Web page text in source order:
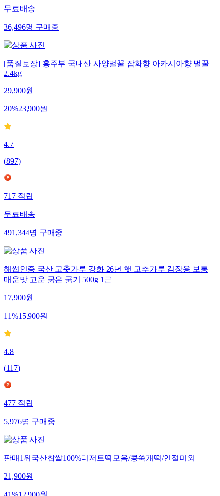
무료배송
36,496명구매중
[품질보장] 홍주부 국내산 사양벌꿀 잡화향 아카시아향 벌꿀
2.4kg
29,900원
20%23,900원
4.7
(897)
717적립
무료배송
491,344명구매중
해썹인증 국산 고춧가루 강화 26년 햇 고추가루 김장용 보통
매운맛 고운 굵은 굵기 500g 1근
17,900원
11%15,900원
4.8
(117)
477적립
5,976명구매중
판매1위국산찹쌀100%디저트떡모음/콩쑥개떡/인절미외
21,900원